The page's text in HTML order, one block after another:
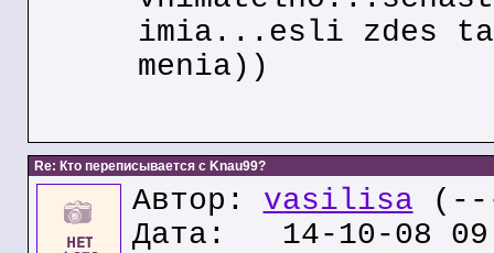
imia...esli zdes
menia))
Re: Кто переписывается с Knau99?
Автор: vasilisa
Дата: 14-10-08